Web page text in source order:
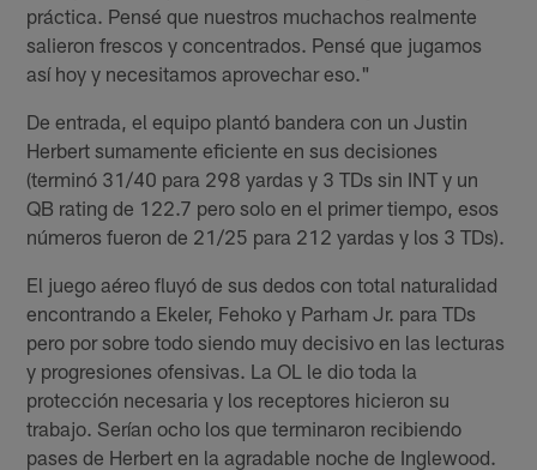
práctica. Pensé que nuestros muchachos realmente
salieron frescos y concentrados. Pensé que jugamos
así hoy y necesitamos aprovechar eso."
De entrada, el equipo plantó bandera con un Justin
Herbert sumamente eficiente en sus decisiones
(terminó 31/40 para 298 yardas y 3 TDs sin INT y un
QB rating de 122.7 pero solo en el primer tiempo, esos
números fueron de 21/25 para 212 yardas y los 3 TDs).
El juego aéreo fluyó de sus dedos con total naturalidad
encontrando a Ekeler, Fehoko y Parham Jr. para TDs
pero por sobre todo siendo muy decisivo en las lecturas
y progresiones ofensivas. La OL le dio toda la
protección necesaria y los receptores hicieron su
trabajo. Serían ocho los que terminaron recibiendo
pases de Herbert en la agradable noche de Inglewood.